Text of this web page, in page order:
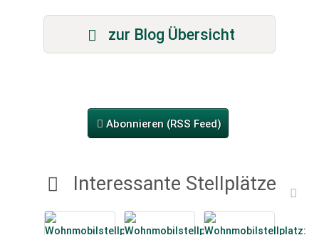
zur Blog Übersicht
Abonnieren (RSS Feed)
Interessante Stellplätze